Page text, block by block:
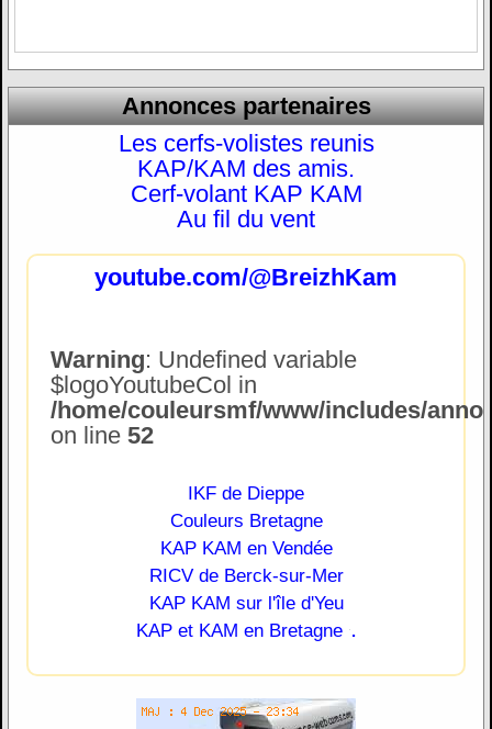
Annonces partenaires
Les cerfs-volistes reunis
KAP/KAM des amis.
Cerf-volant KAP KAM
Au fil du vent
youtube.com/@BreizhKam
Warning: Undefined variable
$logoYoutubeCol in
/home/couleursmf/www/includes/
on line 52
IKF de Dieppe
Couleurs Bretagne
KAP KAM en Vendée
RICV de Berck-sur-Mer
KAP KAM sur l'île d'Yeu
KAP et KAM en Bretagne .